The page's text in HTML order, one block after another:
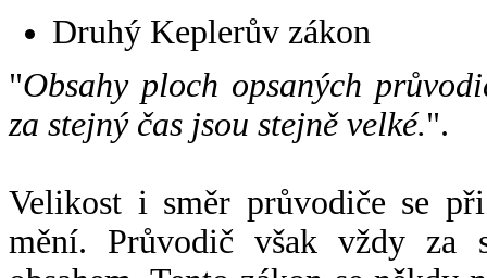
Druhý Keplerův zákon
"Obsahy ploch opsaných
za stejný čas jsou stejně velké.".
Velikost i směr průvodiče se
mění. Průvodič však vždy za